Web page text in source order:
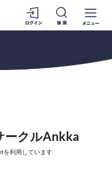
ークルAnkka
を利用しています